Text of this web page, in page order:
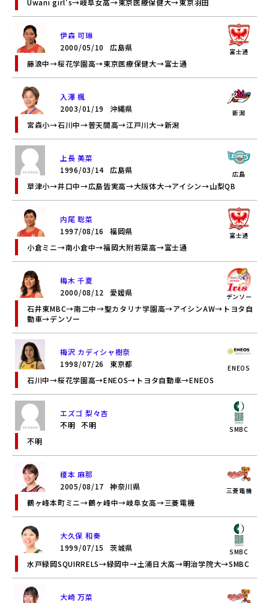
Uwani girl's→岐阜女高→東京医療保健大→東京羽田
伊森 可琳
富士通
2000/05/10
広島県
藤浪中→桜花学園高→東京医療保健大→富士通
入澤 楓
新潟
2003/01/19
沖縄県
宮森小→石川中→普天間高→江戸川大→新潟
上長 美菜
広島
1996/03/14
広島県
草津小→井口中→広島皆実高→大阪体大→アイシン→山梨QB
内尾 聡菜
富士通
1997/08/16
福岡県
小倉ミニ→南小倉中→福岡大附若葉高→富士通
梅木 千夏
デンソー
2000/08/12
愛媛県
石井東MBC→南二中→聖カタリナ学園高→アイシンAW→トヨタ自
動車→デンソー
梅沢 カディシャ樹奈
ENEOS
1998/07/26
東京都
石川中→桜花学園高→ENEOS→トヨタ自動車→ENEOS
エズゴ 梨々杏
SMBC
不明
不明
不明
榎本 麻那
三菱電機
2005/08/17
神奈川県
鶴ヶ峰本町ミニ→鶴ヶ峰中→岐阜女高→三菱電機
大久保 和奏
SMBC
1999/07/15
茨城県
水戸緑岡SQUIRRELS→緑岡中→土浦日大高→明治学院大→SMBC
大崎 万菜